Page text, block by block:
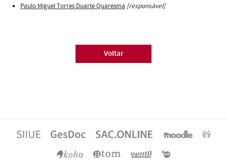
Paulo Miguel Torres Duarte Quaresma [responsável]
Voltar